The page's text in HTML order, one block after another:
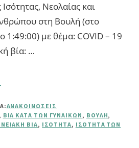
Νεολαίας και
στη Βουλή (στο
1:49:00) με θέμα: COVID – 19
βία: …
ΑΝΑΚΟΙΝΏΣΕΙΣ
ΒΊΑ ΚΑΤΆ ΤΩΝ ΓΥΝΑΙΚΏΝ, ΒΟΥΛΉ,
ΒΊΑ, ΙΣΌΤΗΤΑ, ΙΣΌΤΗΤΑ ΤΩΝ